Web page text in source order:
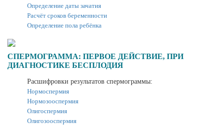
Определение даты зачатия
Расчёт сроков беременности
Определение пола ребёнка
СПЕРМОГРАММА: ПЕРВОЕ ДЕЙСТВИЕ, ПРИ
ДИАГНОСТИКЕ БЕСПЛОДИЯ
Расшифровки результатов спермограммы:
Нормоспермия
Нормозооспермия
Олигоспермия
Олигозооспермия